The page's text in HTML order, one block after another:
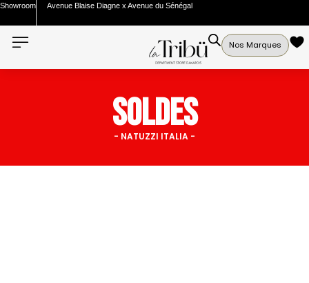
Showroom Avenue Blaise Diagne x Avenue du Sénégal
Nos Marques
SOLDES
- NATUZZI ITALIA -